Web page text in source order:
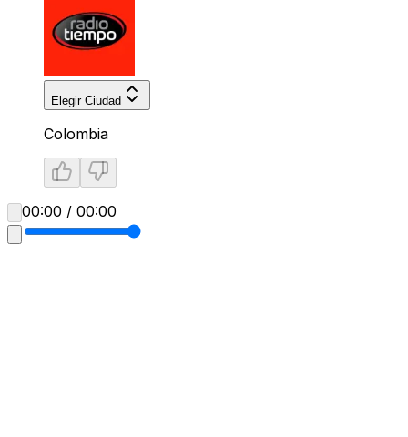
Elegir Ciudad
Colombia
00:00 / 00:00